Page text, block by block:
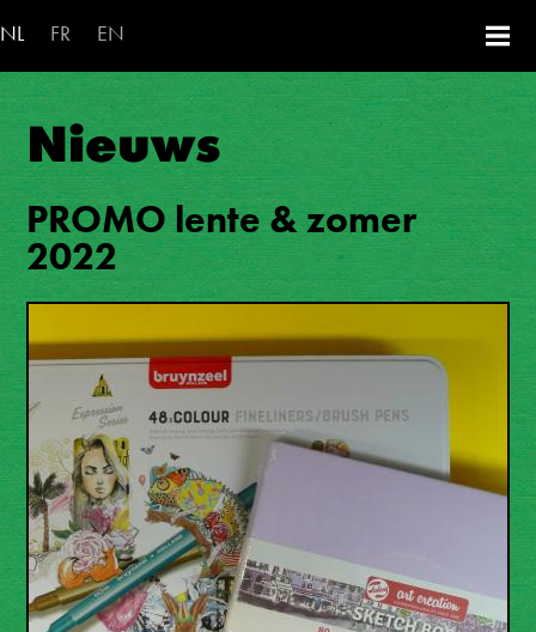
Overslaan en naar de inhoud
NL FR EN
Nieuws
PROMO lente & zomer
2022